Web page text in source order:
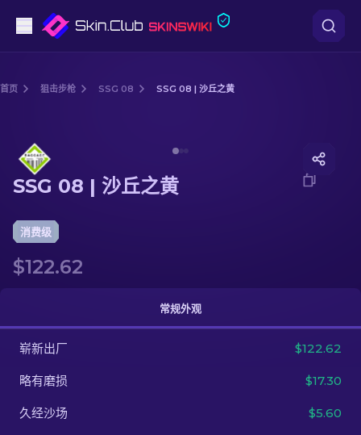
狙击步枪
匕首
手套
其他
首页 狙击步枪 SSG 08 SSG 08 | 沙丘之黄
SSG 08 | 沙丘之黄
消费级
$122.62
常规外观
崭新出厂 $122.62
略有磨损 $17.30
久经沙场 $5.60